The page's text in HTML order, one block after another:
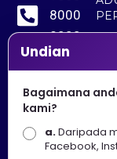
8000
8000
+603
8891
7100
Undian
Bagaimana
kami?
a.Daripada
Facebook,